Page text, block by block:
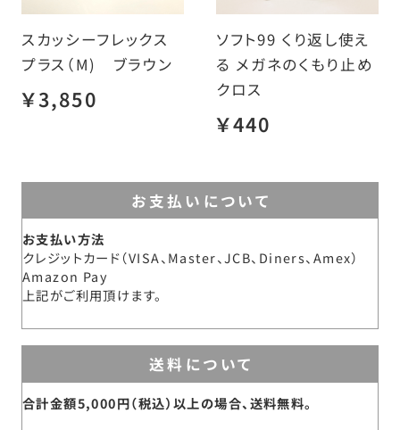
スカッシーフレックス
プラス（M) ブラウン
￥3,850
ソフト99 くり返し使え
る メガネのくもり止め
クロス
￥440
お支払いについて
お支払い方法
クレジットカード（VISA、Master、JCB、Diners、Amex）
Amazon Pay
上記がご利用頂けます。
送料について
合計金額5,000円（税込）以上の場合、送料無料。